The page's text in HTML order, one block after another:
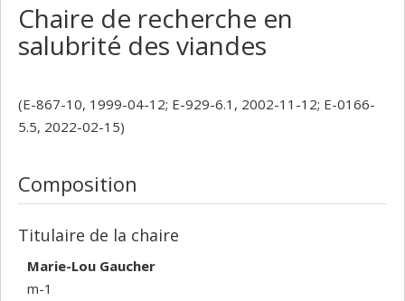
Chaire de recherche en
salubrité des viandes
(E-867-10, 1999-04-12; E-929-6.1, 2002-11-12; E-0166-
5.5, 2022-02-15)
Composition
Titulaire de la chaire
Marie-Lou Gaucher
m-1